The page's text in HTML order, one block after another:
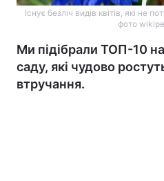
Існує безліч видів квітів, які не
фото
Ми підібрали ТОП-10
саду, які чудово
втручання.